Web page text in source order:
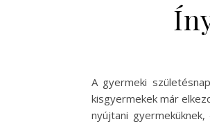
A gyermeki
kisgyermekek már
nyújtani